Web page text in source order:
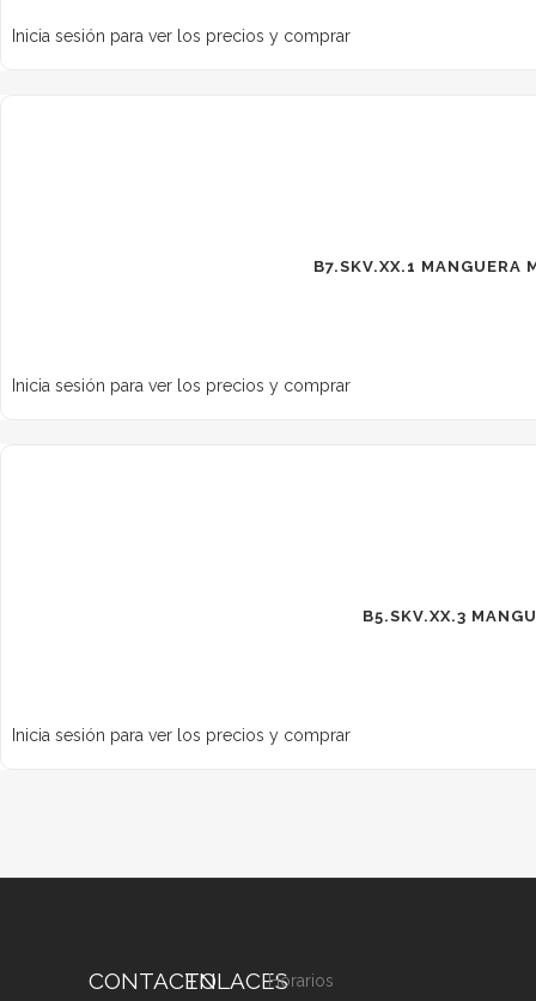
Inicia sesión para ver los precios y comprar
B7.SKV.XX.1
Inicia sesión para ver los precios y comprar
B5.SKV.XX.3
Inicia sesión para ver los precios y comprar
CONTACTOENLACESHorarios